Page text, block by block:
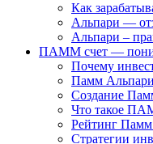
Как
Альпари —
Альпари –
ПАММ счет —
Почему
Памм
Создание
Что такое
Рейтинг
Стратегии